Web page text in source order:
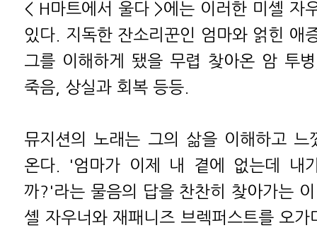
< H마트에서 울다 >에는 이러한 미셸 자
있다. 지독한 잔소리꾼인 엄마와 얽힌 애
그를 이해하게 됐을 무렵 찾아온 암 투
죽음, 상실과 회복 등등.
뮤지션의 노래는 그의 삶을 이해하고 느
온다. '엄마가 이제 내 곁에 없는데 내
까?'라는 물음의 답을 찬찬히 찾아가는
셸 자우너와 재패니즈 브렉퍼스트를 오